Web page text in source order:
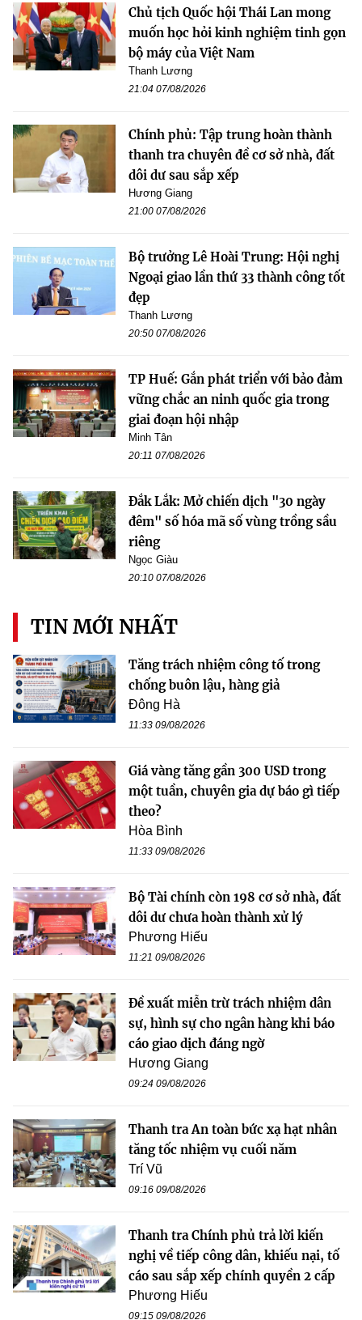
Chủ tịch Quốc hội Thái Lan mong
muốn học hỏi kinh nghiệm tinh gọn
bộ máy của Việt Nam
Thanh Lương
21:04 07/08/2026
Chính phủ: Tập trung hoàn thành
thanh tra chuyên đề cơ sở nhà, đất
dôi dư sau sắp xếp
Hương Giang
21:00 07/08/2026
Bộ trưởng Lê Hoài Trung: Hội nghị
Ngoại giao lần thứ 33 thành công tốt
đẹp
Thanh Lương
20:50 07/08/2026
TP Huế: Gắn phát triển với bảo đảm
vững chắc an ninh quốc gia trong
giai đoạn hội nhập
Minh Tân
20:11 07/08/2026
Đắk Lắk: Mở chiến dịch "30 ngày
đêm" số hóa mã số vùng trồng sầu
riêng
Ngọc Giàu
20:10 07/08/2026
TIN MỚI NHẤT
Tăng trách nhiệm công tố trong
chống buôn lậu, hàng giả
Đông Hà
11:33 09/08/2026
Giá vàng tăng gần 300 USD trong
một tuần, chuyên gia dự báo gì tiếp
theo?
Hòa Bình
11:33 09/08/2026
Bộ Tài chính còn 198 cơ sở nhà, đất
dôi dư chưa hoàn thành xử lý
Phương Hiếu
11:21 09/08/2026
Đề xuất miễn trừ trách nhiệm dân
sự, hình sự cho ngân hàng khi báo
cáo giao dịch đáng ngờ
Hương Giang
09:24 09/08/2026
Thanh tra An toàn bức xạ hạt nhân
tăng tốc nhiệm vụ cuối năm
Trí Vũ
09:16 09/08/2026
Thanh tra Chính phủ trả lời kiến
nghị về tiếp công dân, khiếu nại, tố
cáo sau sắp xếp chính quyền 2 cấp
Phương Hiếu
09:15 09/08/2026